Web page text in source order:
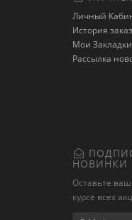
Личный
История
Мои Закладки
Рассылка
НОВИНКИ
Оставьте
курсе всех